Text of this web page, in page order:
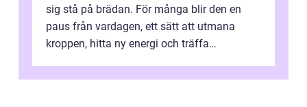
sig stå på brädan. För många blir den en
paus från vardagen, ett sätt att utmana
kroppen, hitta ny energi och träffa
på...